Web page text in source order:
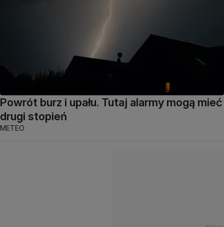
Powrót burz i upału. Tutaj alarmy mogą mieć
drugi stopień
METEO